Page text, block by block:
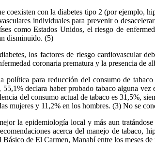
coexisten con la diabetes tipo 2 (por ejemplo,
individuales para prevenir o
como Estados Unidos, el riesgo de
disminuido. (5)
los factores de riesgo cardiovascular
coronaria prematura y la presencia de
política para reducción del consumo de
55,1% declara haber probado tabaco alguna
del consumo actual de tabaco es 31,5%,
mujeres y 11,2% en los hombres. (3) No se
la epidemiología local y más aun
acerca del manejo de tabaco,
de El Carmen, Manabí entre los meses